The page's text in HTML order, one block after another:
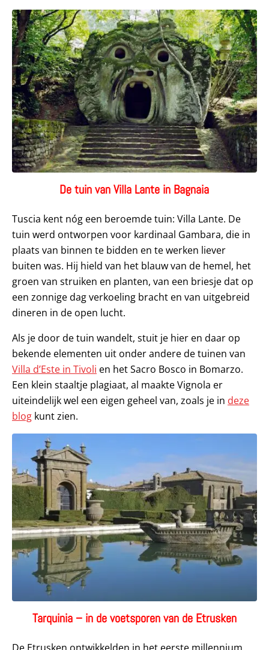
De tuin van Villa Lante in Bagnaia
Tuscia kent nóg een beroemde tuin: Villa Lante. De
tuin werd ontworpen voor kardinaal Gambara, die in
plaats van binnen te bidden en te werken liever
buiten was. Hij hield van het blauw van de hemel, het
groen van struiken en planten, van een briesje dat op
een zonnige dag verkoeling bracht en van uitgebreid
dineren in de open lucht.
Als je door de tuin wandelt, stuit je hier en daar op
bekende elementen uit onder andere de tuinen van
Villa d’Este in Tivoli en het Sacro Bosco in Bomarzo.
Een klein staaltje plagiaat, al maakte Vignola er
uiteindelijk wel een eigen geheel van, zoals je in deze
blog kunt zien.
Tarquinia – in de voetsporen van de Etrusken
De Etrusken ontwikkelden in het eerste millennium